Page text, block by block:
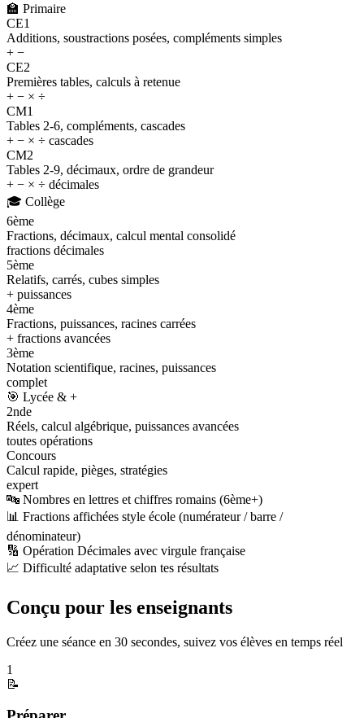
🏫 Primaire
CE1
Additions, soustractions posées, compléments simples
+ −
CE2
Premières tables, calculs à retenue
+ − × ÷
CM1
Tables 2-6, compléments, cascades
+ − × ÷ cascades
CM2
Tables 2-9, décimaux, ordre de grandeur
+ − × ÷ décimales
🎓 Collège
6ème
Fractions, décimaux, calcul mental consolidé
fractions décimales
5ème
Relatifs, carrés, cubes simples
+ puissances
4ème
Fractions, puissances, racines carrées
+ fractions avancées
3ème
Notation scientifique, racines, puissances
complet
🎯 Lycée & +
2nde
Réels, calcul algébrique, puissances avancées
toutes opérations
Concours
Calcul rapide, pièges, stratégies
expert
🔤 Nombres en lettres et chiffres romains (6ème+)
📊 Fractions affichées style école (numérateur / barre /
dénominateur)
🔢 Opération Décimales avec virgule française
📈 Difficulté adaptative selon tes résultats
Conçu pour les enseignants
Créez une séance en 30 secondes, suivez vos élèves en temps réel
1
📝